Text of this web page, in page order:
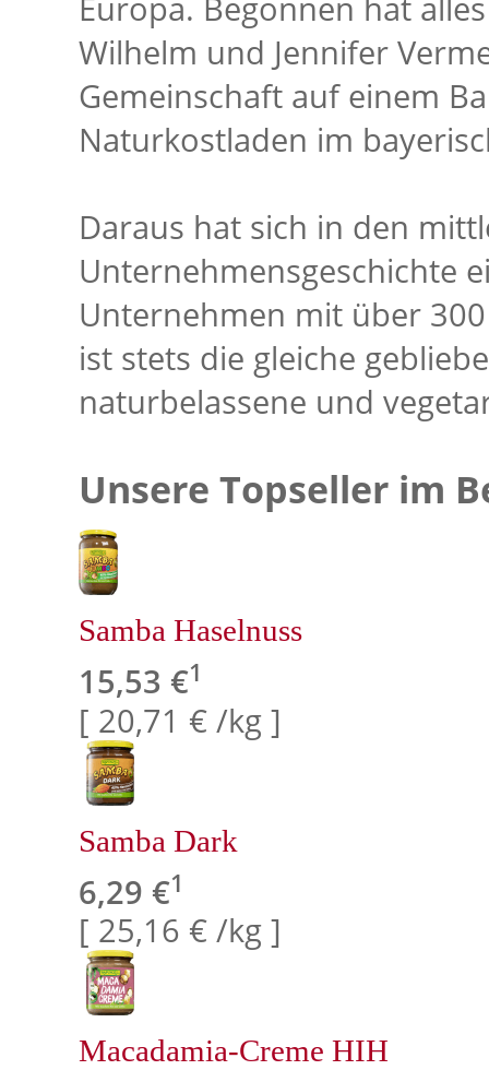
Wilhelm und Jennifer
Gemeinschaft auf einem
Naturkostladen im
Daraus hat sich in den
Unternehmensgeschichte
Unternehmen mit über
ist stets die gleiche
naturbelassene und
Unsere Topseller im
Samba Haselnuss
15,53 €1
[ 20,71 € /kg ]
Samba Dark
6,29 €1
[ 25,16 € /kg ]
Macadamia-Creme HIH